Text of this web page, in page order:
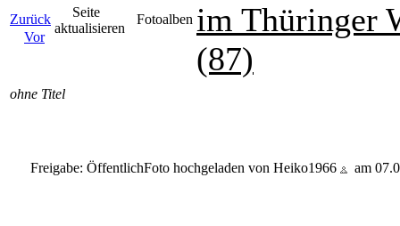
Zurück
Vor
Seite
aktualisieren
Fotoalben im Thüringer
(87)
ohne Titel
Freigabe: ÖffentlichFoto hochgeladen von Heiko1966 am